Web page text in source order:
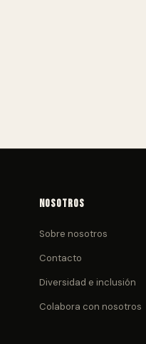
Nosotros
Sobre nosotros
Contacto
Diversidad e inclusión
Colabora con nosotros